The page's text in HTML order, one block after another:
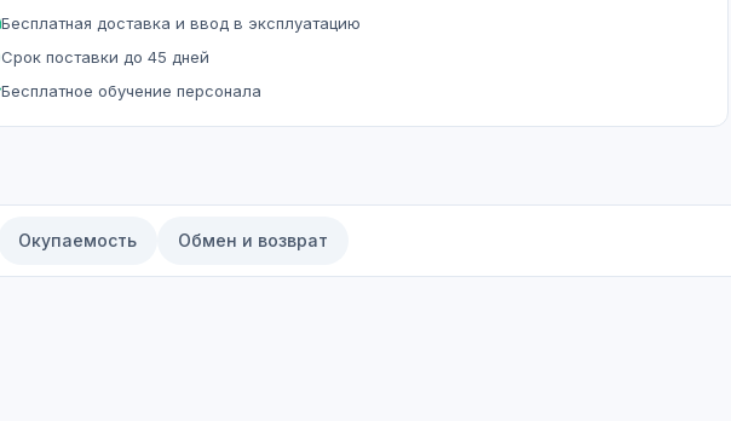
Бесплатная доставка и ввод в эксплуатацию
Срок поставки до 45 дней
Бесплатное обучение персонала
Окупаемость Обмен и возврат